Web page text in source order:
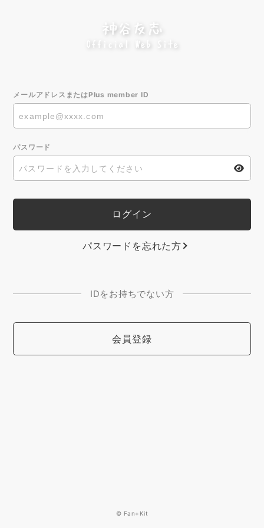
メールアドレスまたはPlus member ID
パスワード
パスワードを忘れた方
IDをお持ちでない方
会員登録
© Fan+Kit